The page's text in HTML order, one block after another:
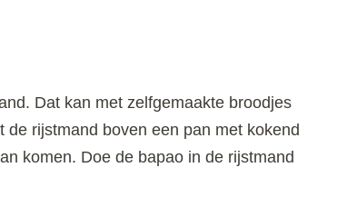
Dat kan met zelfgemaakte broodjes
rijstmand boven een pan met kokend
komen. Doe de bapao in de rijstmand